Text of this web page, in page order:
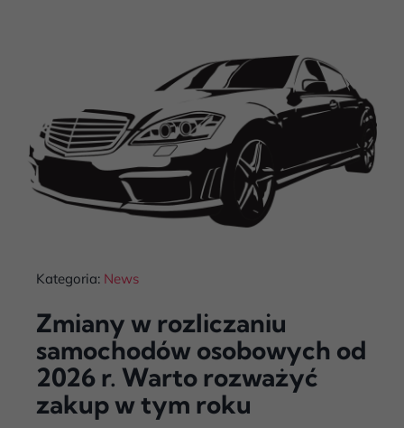
Kategoria: News
Zmiany w rozliczaniu
samochodów osobowych od
2026 r. Warto rozważyć
zakup w tym roku